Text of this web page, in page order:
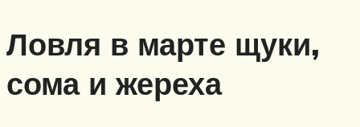
Ловля в марте щуки,
сома и жереха